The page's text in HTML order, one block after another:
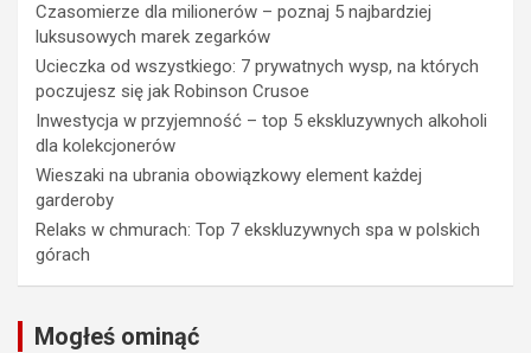
Czasomierze dla milionerów – poznaj 5 najbardziej
luksusowych marek zegarków
Ucieczka od wszystkiego: 7 prywatnych wysp, na których
poczujesz się jak Robinson Crusoe
Inwestycja w przyjemność – top 5 ekskluzywnych alkoholi
dla kolekcjonerów
Wieszaki na ubrania obowiązkowy element każdej
garderoby
Relaks w chmurach: Top 7 ekskluzywnych spa w polskich
górach
Mogłeś ominąć